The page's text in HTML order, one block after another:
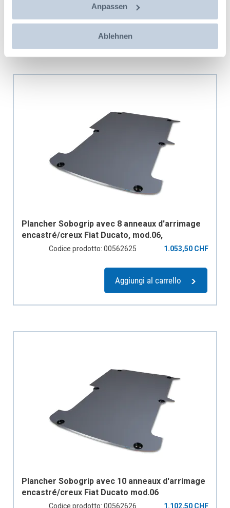
Anpassen
Ablehnen
Aggiungi al carrello
Plancher Sobogrip avec 8 anneaux d'arrimage
encastré/creux Fiat Ducato, mod.06,
empattement 4035mm, 2 portes coulissantes
Codice prodotto: 00562625 1.053,50 CHF
Aggiungi al carrello
Plancher Sobogrip avec 10 anneaux d'arrimage
encastré/creux Fiat Ducato mod.06
empattement 4035mm L, 1 porte coulissante
Codice prodotto: 00562626 1.102,50 CHF